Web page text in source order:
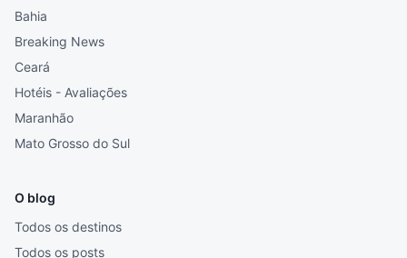
Bahia
Breaking News
Ceará
Hotéis - Avaliações
Maranhão
Mato Grosso do Sul
O blog
Todos os destinos
Todos os posts